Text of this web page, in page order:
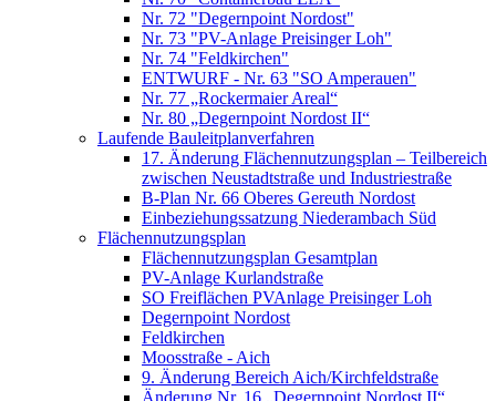
Nr. 72 "Degernpoint Nordost"
Nr. 73 "PV-Anlage Preisinger Loh"
Nr. 74 "Feldkirchen"
ENTWURF - Nr. 63 "SO Amperauen"
Nr. 77 „Rockermaier Areal“
Nr. 80 „Degernpoint Nordost II“
Laufende Bauleitplanverfahren
17. Änderung Flächennutzungsplan – Teilbereich
zwischen Neustadtstraße und Industriestraße
B-Plan Nr. 66 Oberes Gereuth Nordost
Einbeziehungssatzung Niederambach Süd
Flächennutzungsplan
Flächennutzungsplan Gesamtplan
PV-Anlage Kurlandstraße
SO Freiflächen PV­Anlage Preisinger Loh
Degernpoint Nordost
Feldkirchen
Moosstraße - Aich
9. Änderung Bereich Aich/Kirchfeldstraße
Änderung Nr. 16 „Degernpoint Nordost II“